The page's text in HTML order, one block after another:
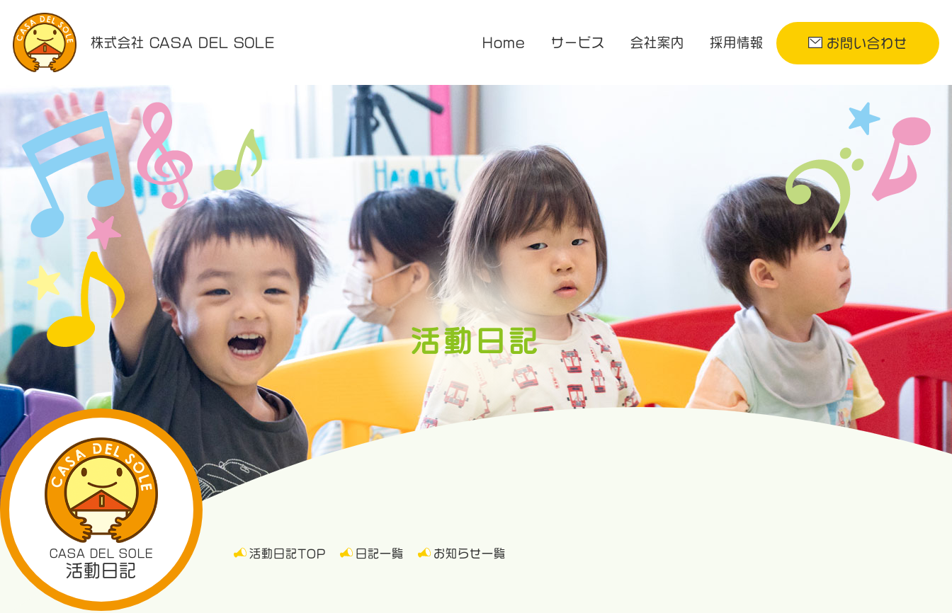
株式会社 CASA DEL SOLE Home サービス
企業主導型保育園
花音保育園
医療的ケア対応型児童発達支援
放課後等デイサービス
あまね
会社案内 採用情報 お問い合わせ
活動日記
CASA DEL SOLE
活動日記
活動日記TOP 日記一覧 お知らせ一覧